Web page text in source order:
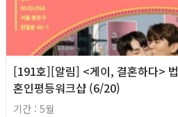
[191호][알림] <게이, 결혼하다>
혼인평등워크샵 (6/20)
기간 : 5월